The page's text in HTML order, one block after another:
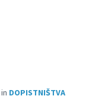
in DOPISTNIŠTVA